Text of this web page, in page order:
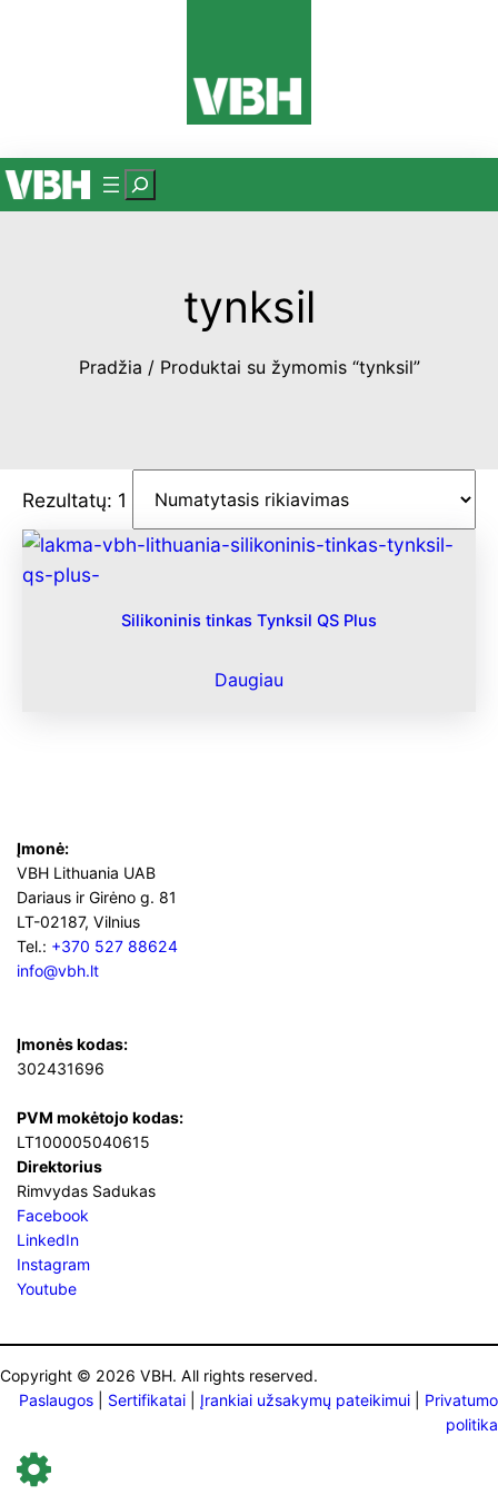
P
a
a
tynksil
Pradžia / Produktai su žymomis “tynksil”
Rezultatų: 1
Silikoninis tinkas Tynksil QS Plus
Daugiau
Įmonė:
VBH Lithuania UAB
Dariaus ir Girėno g. 81
LT-02187, Vilnius
Tel.: +370 527 88624
info@vbh.lt
Įmonės kodas:
302431696
PVM mokėtojo kodas:
LT100005040615
Direktorius
Rimvydas Sadukas
Facebook
LinkedIn
Instagram
Youtube
Copyright © 2026 VBH. All rights reserved.
Paslaugos
Sertifikatai Įrankiai užsakymų pateikimui
Privatumo
politika